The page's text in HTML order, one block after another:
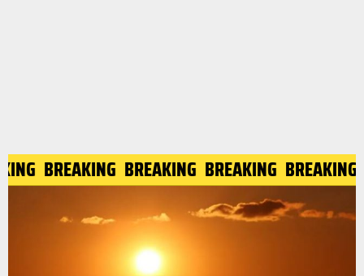
BREAKING BREAKING BREAKING